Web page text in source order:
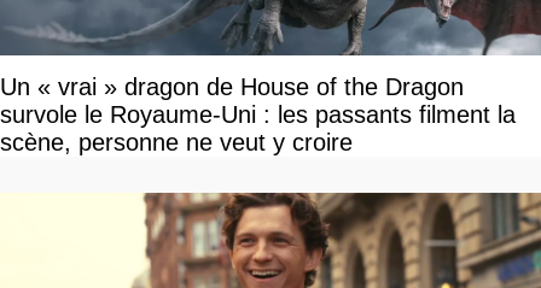
Un « vrai » dragon de House of the Dragon
survole le Royaume-Uni : les passants filment la
scène, personne ne veut y croire